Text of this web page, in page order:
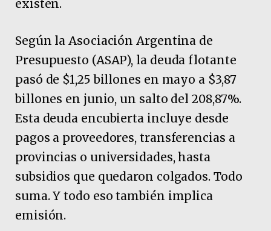
existen.
Según la Asociación Argentina de
Presupuesto (ASAP), la deuda flotante
pasó de $1,25 billones en mayo a $3,87
billones en junio, un salto del 208,87%.
Esta deuda encubierta incluye desde
pagos a proveedores, transferencias a
provincias o universidades, hasta
subsidios que quedaron colgados. Todo
suma. Y todo eso también implica
emisión.